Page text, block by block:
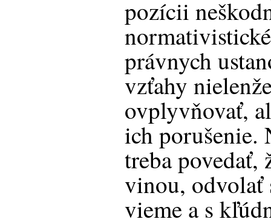
pozícii
právnych
vzťahy
ovplyvňovať,
ich porušenie.
treba povedať,
vinou, odvolať
vieme a s